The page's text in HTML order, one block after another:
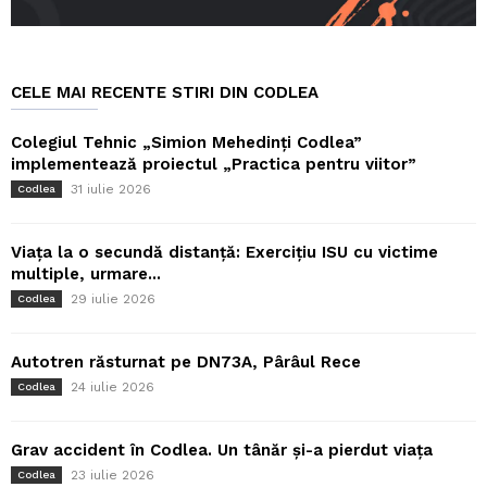
CELE MAI RECENTE STIRI DIN CODLEA
Colegiul Tehnic „Simion Mehedinți Codlea”
implementează proiectul „Practica pentru viitor”
Codlea 31 iulie 2026
Viața la o secundă distanță: Exercițiu ISU cu victime
multiple, urmare...
Codlea 29 iulie 2026
Autotren răsturnat pe DN73A, Pârâul Rece
Codlea 24 iulie 2026
Grav accident în Codlea. Un tânăr și-a pierdut viața
Codlea 23 iulie 2026